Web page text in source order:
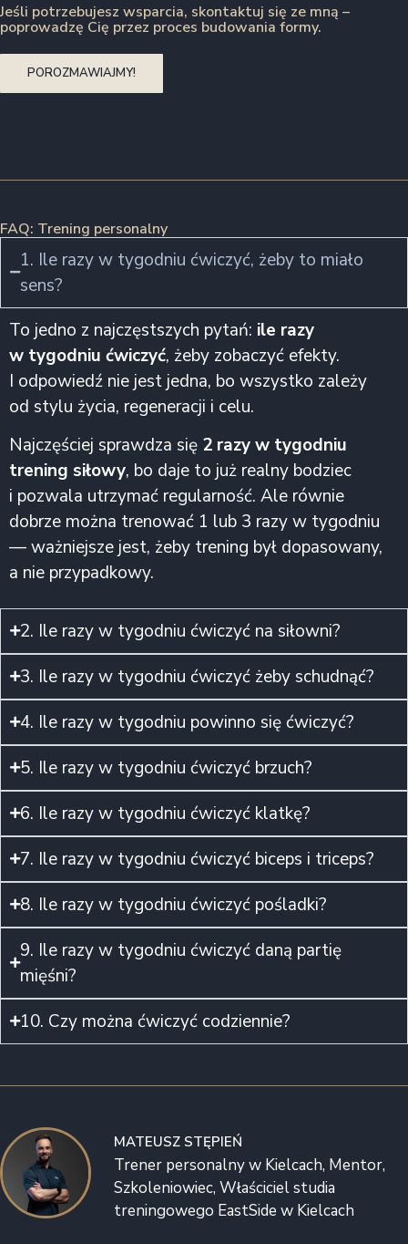
Jeśli potrzebujesz wsparcia, skontaktuj się ze mną –
poprowadzę Cię przez proces budowania formy.
POROZMAWIAJMY!
FAQ: Trening personalny
1. Ile razy w tygodniu ćwiczyć, żeby to miało
sens?
To jedno z najczęstszych pytań: ile razy
w tygodniu ćwiczyć, żeby zobaczyć efekty.
I odpowiedź nie jest jedna, bo wszystko zależy
od stylu życia, regeneracji i celu.
Najczęściej sprawdza się 2 razy w tygodniu
trening siłowy, bo daje to już realny bodziec
i pozwala utrzymać regularność. Ale równie
dobrze można trenować 1 lub 3 razy w tygodniu
— ważniejsze jest, żeby trening był dopasowany,
a nie przypadkowy.
2. Ile razy w tygodniu ćwiczyć na siłowni?
3. Ile razy w tygodniu ćwiczyć żeby schudnąć?
4. Ile razy w tygodniu powinno się ćwiczyć?
5. Ile razy w tygodniu ćwiczyć brzuch?
6. Ile razy w tygodniu ćwiczyć klatkę?
7. Ile razy w tygodniu ćwiczyć biceps i triceps?
8. Ile razy w tygodniu ćwiczyć pośladki?
9. Ile razy w tygodniu ćwiczyć daną partię
mięśni?
10. Czy można ćwiczyć codziennie?
MATEUSZ STĘPIEŃ
Trener personalny w Kielcach, Mentor,
Szkoleniowiec, Właściciel studia
treningowego EastSide w Kielcach